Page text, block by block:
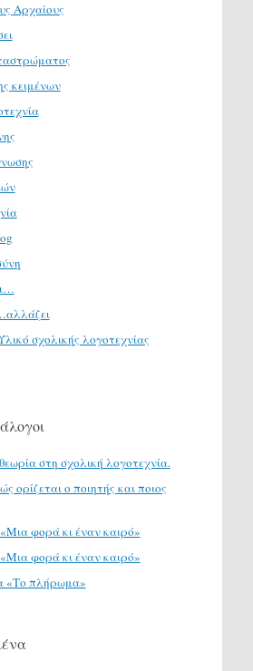
Αρχαίους
κειμένων
σχολικής λογοτεχνίας
στη σχολική λογοτεχνία.
ορίζεται ο ποιητής και ποιος
φορά κι έναν καιρό»
φορά κι έναν καιρό»
«Το πλήρωμα»